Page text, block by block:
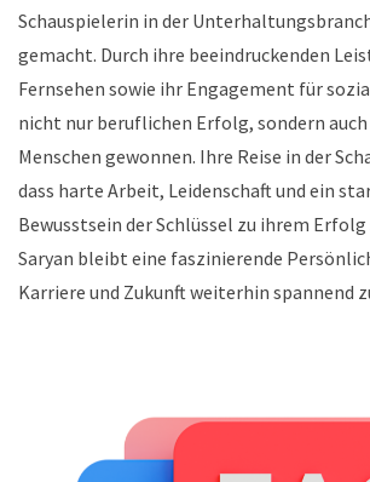
Schauspielerin in der
gemacht. Durch ihre beeindruckenden
Fernsehen sowie ihr Engagement für
nicht nur beruflichen Erfolg, sondern
Menschen gewonnen. Ihre Reise in der
dass harte Arbeit, Leidenschaft und ein
Bewusstsein der Schlüssel zu ihrem
Saryan bleibt eine faszinierende
Karriere und Zukunft weiterhin spannend